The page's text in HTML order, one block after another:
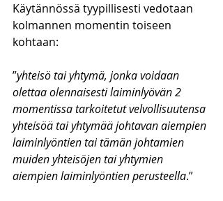
Käytännössä tyypillisesti vedotaan
kolmannen momentin toiseen
kohtaan:
”yhteisö tai yhtymä, jonka voidaan
olettaa olennaisesti laiminlyövän 2
momentissa tarkoitetut velvollisuutensa
yhteisöä tai yhtymää johtavan aiempien
laiminlyöntien tai tämän johtamien
muiden yhteisöjen tai yhtymien
aiempien laiminlyöntien perusteella.”